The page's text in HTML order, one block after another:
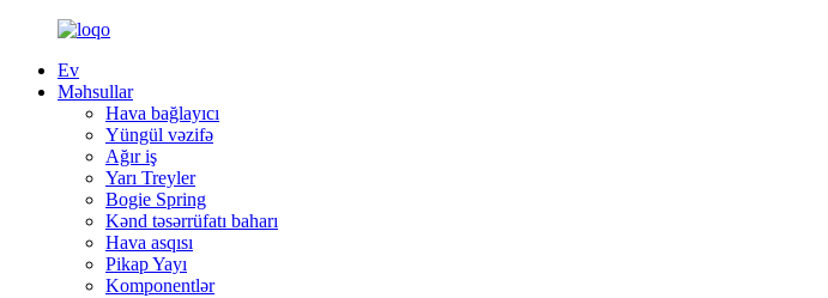
Ev
Məhsullar
Hava bağlayıcı
Yüngül vəzifə
Ağır iş
Yarı Treyler
Bogie Spring
Kənd təsərrüfatı baharı
Hava asqısı
Pikap Yayı
Komponentlər